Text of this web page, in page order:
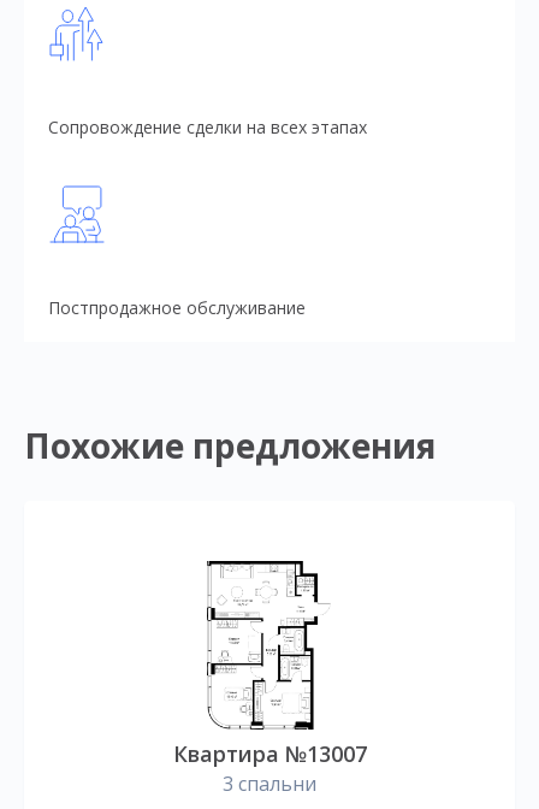
Сопровождение сделки на всех этапах
Постпродажное обслуживание
Похожие предложения
Квартира №13007
3 спальни